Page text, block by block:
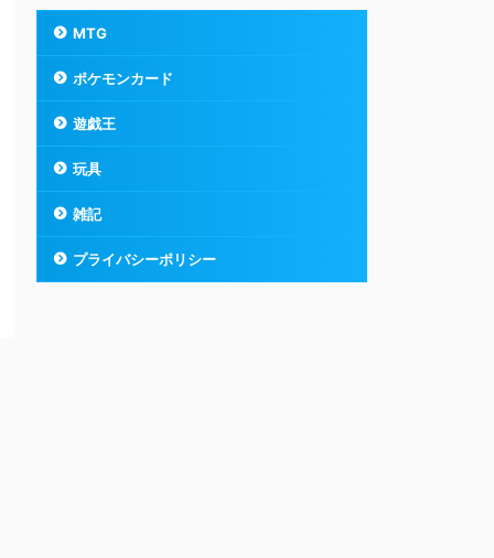
MTG
ポケモンカード
遊戯王
玩具
雑記
プライバシーポリシー